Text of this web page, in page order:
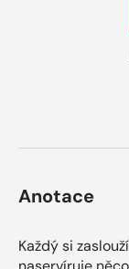
Anotace
Každý si